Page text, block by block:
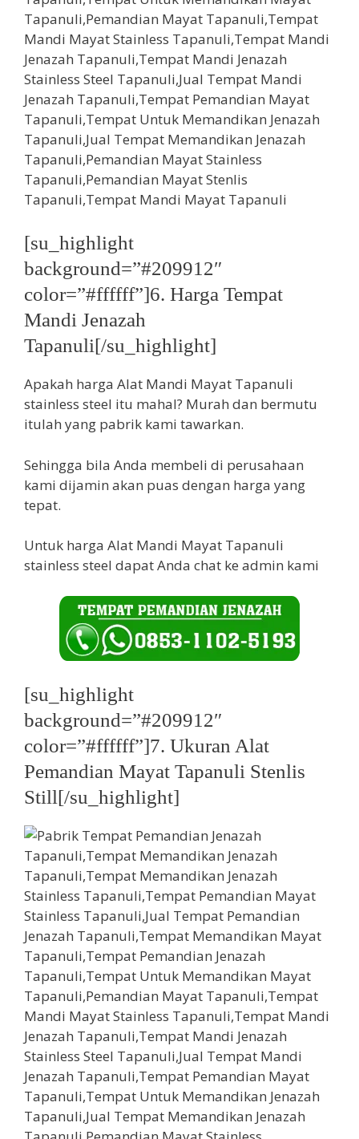
[su_highlight
background=”#209912″
color=”#ffffff”]6. Harga Tempat
Mandi Jenazah
Tapanuli[/su_highlight]
Apakah harga Alat Mandi Mayat Tapanuli
stainless steel itu mahal? Murah dan bermutu
itulah yang pabrik kami tawarkan.
Sehingga bila Anda membeli di perusahaan
kami dijamin akan puas dengan harga yang
tepat.
Untuk harga Alat Mandi Mayat Tapanuli
stainless steel dapat Anda chat ke admin kami
[su_highlight
background=”#209912″
color=”#ffffff”]7. Ukuran Alat
Pemandian Mayat Tapanuli Stenlis
Still[/su_highlight]